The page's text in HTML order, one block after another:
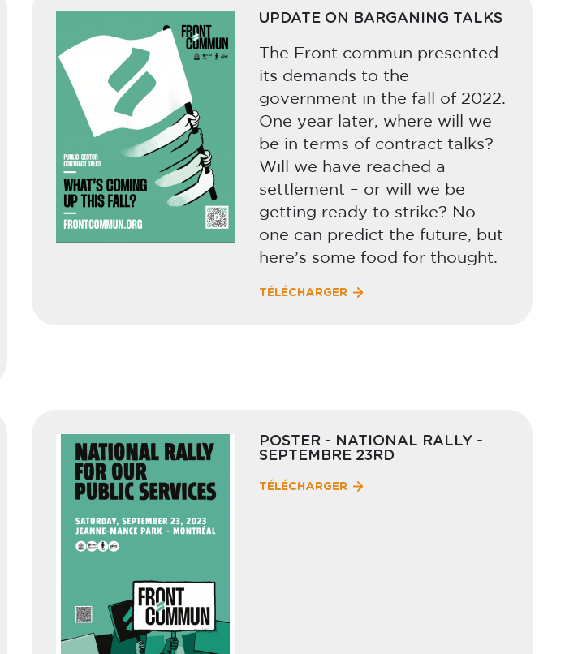
UPDATE ON BARGANING TALKS
The Front commun presented
its demands to the
government in the fall of 2022.
One year later, where will we
be in terms of contract talks?
Will we have reached a
settlement – or will we be
getting ready to strike? No
one can predict the future, but
here’s some food for thought.
TÉLÉCHARGER
POSTER - NATIONAL RALLY -
SEPTEMBRE 23RD
TÉLÉCHARGER